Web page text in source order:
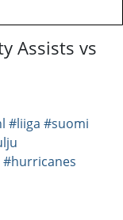
Assists vs
#liiga #suomi
#hurricanes